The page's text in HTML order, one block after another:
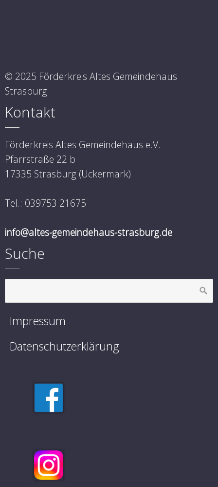
© 2025 Förderkreis Altes Gemeindehaus
Strasburg
Kontakt
Förderkreis Altes Gemeindehaus e.V.
Pfarrstraße 22 b
17335 Strasburg (Uckermark)
Tel.: 039753 21675
info@altes-gemeindehaus-strasburg.de
Suche
Impressum
Datenschutzerklärung